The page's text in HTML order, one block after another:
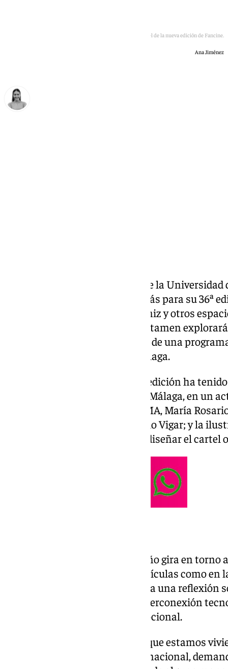
Presentación del cartel de la nueva edición de Fancine.
Ana Jiménez
El Festival de Cine Fantástico de la
puesto en marcha la cuenta atrás para su 36ª
17 de noviembre en el cine Albéniz y otros
‹Programados para amar›, el certamen
múltiples perspectivas a través de una
colaboración del Festival de Málaga.
La presentación de esta nueva edición ha
Rectorado de la Universidad de Málaga, en un
vicerrectora de Cultura de la UMA, María
Festival de Málaga, Juan Antonio Vigar; y la
Natacha Bustos, encargada de diseñar el cartel
La temática elegida para este año gira en
estará presente tanto en las películas como en
festival. La organización plantea una reflexión
un contexto marcado por la hiperconexión
una creciente desconexión emocional.
«Pensamos que los momentos que estamos
política a nivel nacional e internacional,